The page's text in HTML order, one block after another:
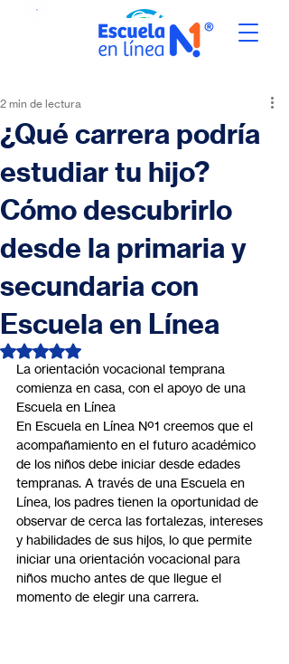
¿Qué carrera podría
estudiar tu hijo?
Cómo descubrirlo
desde la primaria y
secundaria con
Escuela en Línea
2 min de lectura
Obtuvo NaN de 5 estrellas.
La orientación vocacional temprana
comienza en casa, con el apoyo de una
Escuela en Línea
En Escuela en Línea Nº1 creemos que el
acompañamiento en el futuro académico
de los niños debe iniciar desde edades
tempranas. A través de una Escuela en
Línea, los padres tienen la oportunidad de
observar de cerca las fortalezas, intereses
y habilidades de sus hijos, lo que permite
iniciar una orientación vocacional para
niños mucho antes de que llegue el
momento de elegir una carrera.